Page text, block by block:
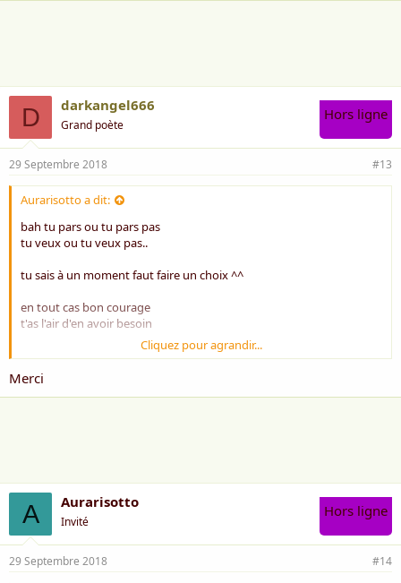
D darkangel666
Grand poète
Hors ligne
29 Septembre 2018 #13
Aurarisotto a dit:
bah tu pars ou tu pars pas
tu veux ou tu veux pas..
tu sais à un moment faut faire un choix ^^
en tout cas bon courage
t'as l'air d'en avoir besoin
Cliquez pour agrandir...
Merci
A Aurarisotto
Invité
Hors ligne
29 Septembre 2018 #14